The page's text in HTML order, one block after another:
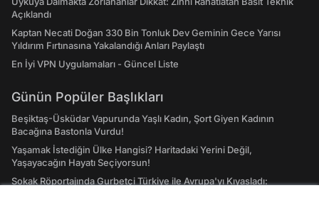
Açıklandı
Kaptan Necati Doğan 330 Bin Tonluk Dev Geminin Gece Yarısı
Yıldırım Fırtınasına Yakalandığı Anları Paylaştı
En İyi VPN Uygulamaları - Güncel Liste
Günün Popüler Başlıkları
Beşiktaş-Üsküdar Vapurunda Yaşlı Kadın, Şort Giyen Kadının
Bacağına Bastonla Vurdu!
Yaşamak İstediğin Ülke Hangisi? Haritadaki Yerini Değil,
Yaşayacağın Hayatı Seçiyorsun!
Sokak Röportajında Gurbetçi Türkiye ile Avrupa'yı Kıyasladı: